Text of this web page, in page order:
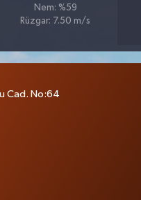
Nem: %59
Rüzgar: 7.50 m/s
Cad. No:64